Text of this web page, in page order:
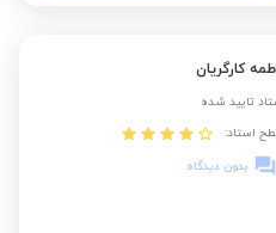
کارگریان
تایید شده
استاد:
بدون دیدگاه